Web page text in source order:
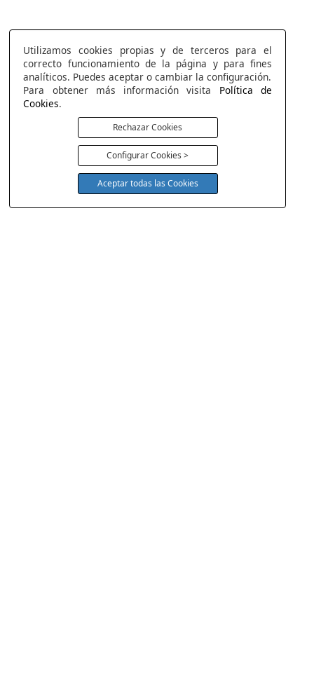
Utilizamos cookies propias y de terceros para el
correcto funcionamiento de la página y para fines
analíticos. Puedes aceptar o cambiar la configuración.
Para obtener más información visita Política de
Cookies.
Rechazar Cookies
Configurar Cookies >
Aceptar todas las Cookies